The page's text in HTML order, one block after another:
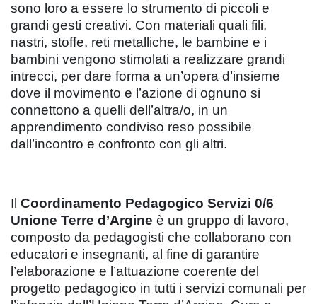
sono loro a essere lo strumento di piccoli e
grandi gesti creativi. Con materiali quali fili,
nastri, stoffe, reti metalliche, le bambine e i
bambini vengono stimolati a realizzare grandi
intrecci, per dare forma a un’opera d’insieme
dove il movimento e l’azione di ognuno si
connettono a quelli dell’altra/o, in un
apprendimento condiviso reso possibile
dall’incontro e confronto con gli altri.
Il Coordinamento Pedagogico Servizi 0/6
Unione Terre d’Argine è un gruppo di lavoro,
composto da pedagogisti che collaborano con
educatori e insegnanti, al fine di garantire
l’elaborazione e l’attuazione coerente del
progetto pedagogico in tutti i servizi comunali per